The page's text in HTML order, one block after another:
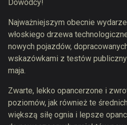
Dowódcy!
Najważniejszym obecnie
włoskiego drzewa
nowych pojazdów,
wskazówkami z testów
maja.
Zwarte, lekko opancerzone i
poziomów, jak również te
większą siłę ognia i lepsze